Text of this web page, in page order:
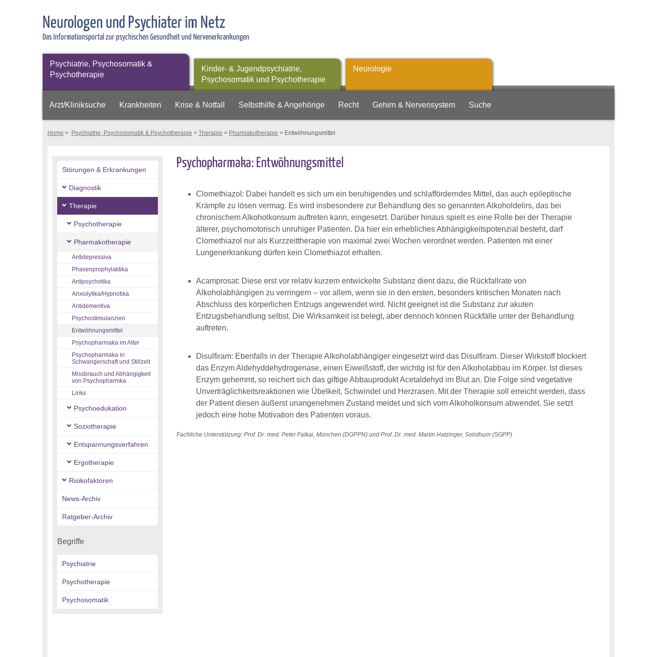
Neurologen und Psychiater im Netz
Das Informationsportal zur psychischen Gesundheit und Nervenerkrankungen
Psychiatrie, Psychosomatik &
Psychotherapie
Kinder- & Jugendpsychiatrie,
Psychosomatik und Psychotherapie
Neurologie
Arzt/Kliniksuche Krankheiten Krise & Notfall Selbsthilfe & Angehörige Recht Gehirn & Nervensystem Suche
Home > Psychiatrie, Psychosomatik & Psychotherapie > Therapie > Pharmakotherapie > Entwöhnungsmittel
Störungen & Erkrankungen
Diagnostik
Therapie
Psychotherapie
Pharmakotherapie
Antidepressiva
Phasenprophylaktika
Antipsychotika
Anxiolytika/Hypnotika
Antidementiva
Psychostimulanzien
Entwöhnungsmittel
Psychopharmaka im Alter
Psychopharmaka in
Schwangerschaft und Stillzeit
Missbrauch und Abhängigkeit
von Psychopharmka
Links
Psychoedukation
Soziotherapie
Entspannungsverfahren
Ergotherapie
Risikofaktoren
News-Archiv
Ratgeber-Archiv
Begriffe
Psychiatrie
Psychotherapie
Psychosomatik
Psychopharmaka: Entwöhnungsmittel
Clomethiazol: Dabei handelt es sich um ein beruhigendes und schlafförderndes Mittel, das auch epileptische
Krämpfe zu lösen vermag. Es wird insbesondere zur Behandlung des so genannten Alkoholdelirs, das bei
chronischem Alkoholkonsum auftreten kann, eingesetzt. Darüber hinaus spielt es eine Rolle bei der Therapie
älterer, psychomotorisch unruhiger Patienten. Da hier ein erhebliches Abhängigkeitspotenzial besteht, darf
Clomethiazol nur als Kurzzeittherapie von maximal zwei Wochen verordnet werden. Patienten mit einer
Lungenerkrankung dürfen kein Clomethiazol erhalten.
Acamprosat: Diese erst vor relativ kurzem entwickelte Substanz dient dazu, die Rückfallrate von
Alkoholabhängigen zu verringern – vor allem, wenn sie in den ersten, besonders kritischen Monaten nach
Abschluss des körperlichen Entzugs angewendet wird. Nicht geeignet ist die Substanz zur akuten
Entzugsbehandlung selbst. Die Wirksamkeit ist belegt, aber dennoch können Rückfälle unter der Behandlung
auftreten.
Disulfiram: Ebenfalls in der Therapie Alkoholabhängiger eingesetzt wird das Disulfiram. Dieser Wirkstoff blockiert
das Enzym Aldehyddehydrogenase, einen Eiweißstoff, der wichtig ist für den Alkoholabbau im Körper. Ist dieses
Enzym gehemmt, so reichert sich das giftige Abbauprodukt Acetaldehyd im Blut an. Die Folge sind vegetative
Unverträglichkeitsreaktionen wie Übelkeit, Schwindel und Herzrasen. Mit der Therapie soll erreicht werden, dass
der Patient diesen äußerst unangenehmen Zustand meidet und sich vom Alkoholkonsum abwendet. Sie setzt
jedoch eine hohe Motivation des Patienten voraus.
Fachliche Unterstützung: Prof. Dr. med. Peter Falkai, München (DGPPN) und Prof. Dr. med. Martin Hatzinger, Solothurn (SGPP)